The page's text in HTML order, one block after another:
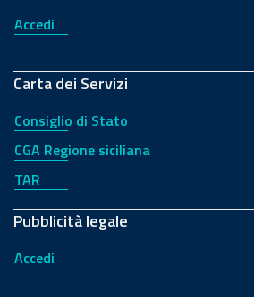
Accedi
Carta dei Servizi
Consiglio di Stato
CGA Regione siciliana
TAR
Pubblicità legale
Accedi